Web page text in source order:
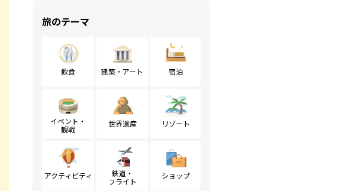
旅のテーマ
飲食 建築・アート 宿泊
イベント・
観戦
世界遺産 リゾート
アクティビティ
鉄道・
フライト
ショップ